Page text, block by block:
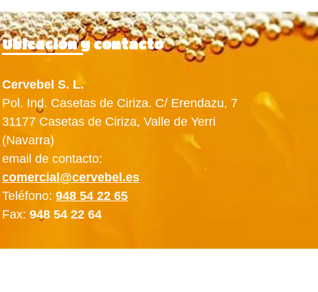
Ubicación y contacto
Cervebel S. L.
Pol. Ind. Casetas de Ciriza. C/ Erendazu, 7
31177 Casetas de Ciriza, Valle de Yerri
(Navarra)
email de contacto:
comercial@cervebel.es
Teléfono: 948 54 22 65
Fax: 948 54 22 64